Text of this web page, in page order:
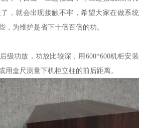
，就会出现接触不牢，希望大家在做系统
，为维护是省下十倍百倍的功。
级功放，功放比较深，用600*600机柜安装
用盒尺测量下机柜立柱的前后距离。